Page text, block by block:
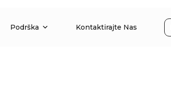
Podrška Kontaktirajte Nas